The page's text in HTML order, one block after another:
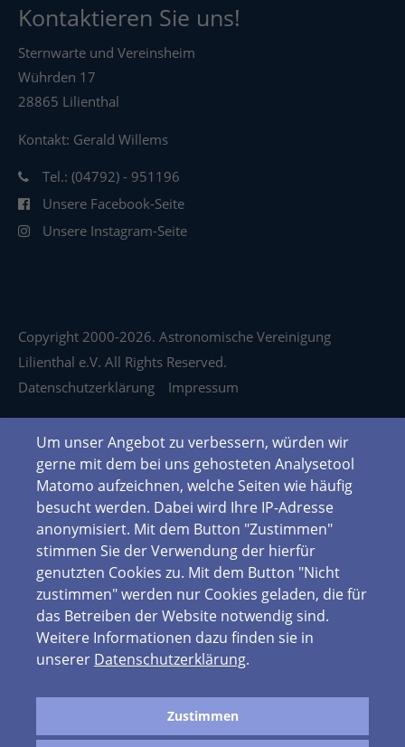
Kontaktieren Sie uns!
Sternwarte und Vereinsheim
Wührden 17
28865 Lilienthal
Kontakt: Gerald Willems
Tel.: (04792) - 951196
Unsere Facebook-Seite
Unsere Instagram-Seite
Copyright 2000-2026. Astronomische Vereinigung
Lilienthal e.V. All Rights Reserved.
Datenschutzerklärung
Impressum
Um unser Angebot zu verbessern, würden wir
gerne mit dem bei uns gehosteten Analysetool
Matomo aufzeichnen, welche Seiten wie häufig
besucht werden. Dabei wird Ihre IP-Adresse
anonymisiert. Mit dem Button "Zustimmen"
stimmen Sie der Verwendung der hierfür
genutzten Cookies zu. Mit dem Button "Nicht
zustimmen" werden nur Cookies geladen, die für
das Betreiben der Website notwendig sind.
Weitere Informationen dazu finden sie in
unserer Datenschutzerklärung.
Zustimmen